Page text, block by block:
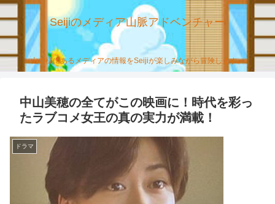
Seijiのメディア山脈アドベンチャー
山の様にあるメディアの情報をSeijiが楽しみながら冒険します。
中山美穂の全てがこの映画に！時代を彩っ
たラブコメ女王の真の実力が満載！
ドラマ